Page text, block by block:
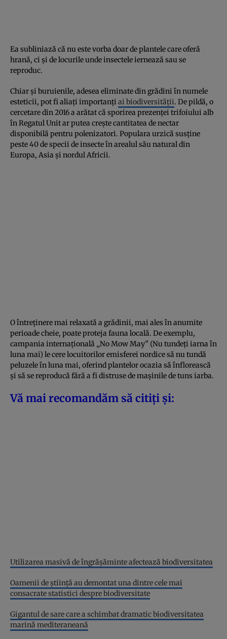
Ea subliniază că nu este vorba doar de plantele care oferă
hrană, ci și de locurile unde insectele iernează sau se
reproduc.
Chiar și buruienile, adesea eliminate din grădini în numele
esteticii, pot fi aliați importanți ai biodiversității. De pildă, o
cercetare din 2016 a arătat că sporirea prezenței trifoiului alb
în Regatul Unit ar putea crește cantitatea de nectar
disponibilă pentru polenizatori. Populara urzică susține
peste 40 de specii de insecte în arealul său natural din
Europa, Asia și nordul Africii.
O întreținere mai relaxată a grădinii, mai ales în anumite
perioade cheie, poate proteja fauna locală. De exemplu,
campania internațională „No Mow May” (Nu tundeți iarna în
luna mai) le cere locuitorilor emisferei nordice să nu tundă
peluzele în luna mai, oferind plantelor ocazia să înflorească
și să se reproducă fără a fi distruse de mașinile de tuns iarba.
Vă mai recomandăm să citiți și:
Utilizarea masivă de îngrășăminte afectează biodiversitatea
Oamenii de știință au demontat una dintre cele mai
consacrate statistici despre biodiversitate
Gigantul de sare care a schimbat dramatic biodiversitatea
marină mediteraneană